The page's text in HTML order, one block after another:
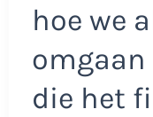
hoe we
omgaan
die het